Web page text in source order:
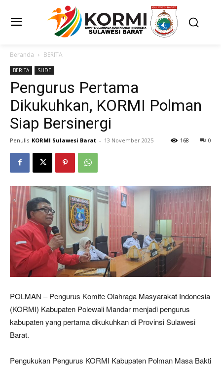
Beranda BERITA
BERITA SLIDE
Pengurus Pertama
Dikukuhkan, KORMI Polman
Siap Bersinergi
Penulis KORMI Sulawesi Barat - 13 November 2025 0
168
POLMAN – Pengurus Komite Olahraga Masyarakat Indonesia
(KORMI) Kabupaten Polewali Mandar menjadi pengurus
kabupaten yang pertama dikukuhkan di Provinsi Sulawesi
Barat.
Pengukukan Pengurus KORMI Kabupaten Polman Masa Bakti